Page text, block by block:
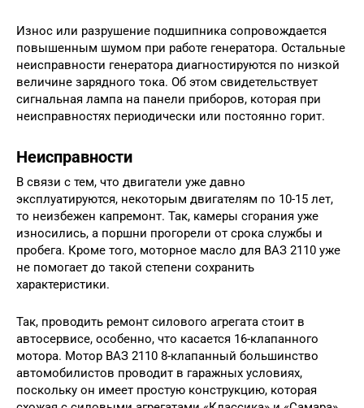
Износ или разрушение подшипника сопровождается
повышенным шумом при работе генератора. Остальные
неисправности генератора диагностируются по низкой
величине зарядного тока. Об этом свидетельствует
сигнальная лампа на панели приборов, которая при
неисправностях периодически или постоянно горит.
Неисправности
В связи с тем, что двигатели уже давно
эксплуатируются, некоторым двигателям по 10-15 лет,
то неизбежен капремонт. Так, камеры сгорания уже
износились, а поршни прогорели от срока службы и
пробега. Кроме того, моторное масло для ВАЗ 2110 уже
не помогает до такой степени сохранить
характеристики.
Так, проводить ремонт силового агрегата стоит в
автосервисе, особенно, что касается 16-клапанного
мотора. Мотор ВАЗ 2110 8-клапанный большинство
автомобилистов проводит в гаражных условиях,
поскольку он имеет простую конструкцию, которая